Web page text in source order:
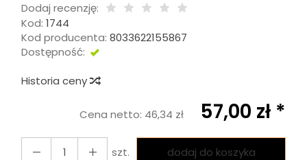
Dodaj recenzję:
Kod: 1744
Kod producenta: 8033622155867
Dostępność:
Historia ceny
Cena netto: 46,34 zł 57,00 zł *
szt. dodaj do koszyka